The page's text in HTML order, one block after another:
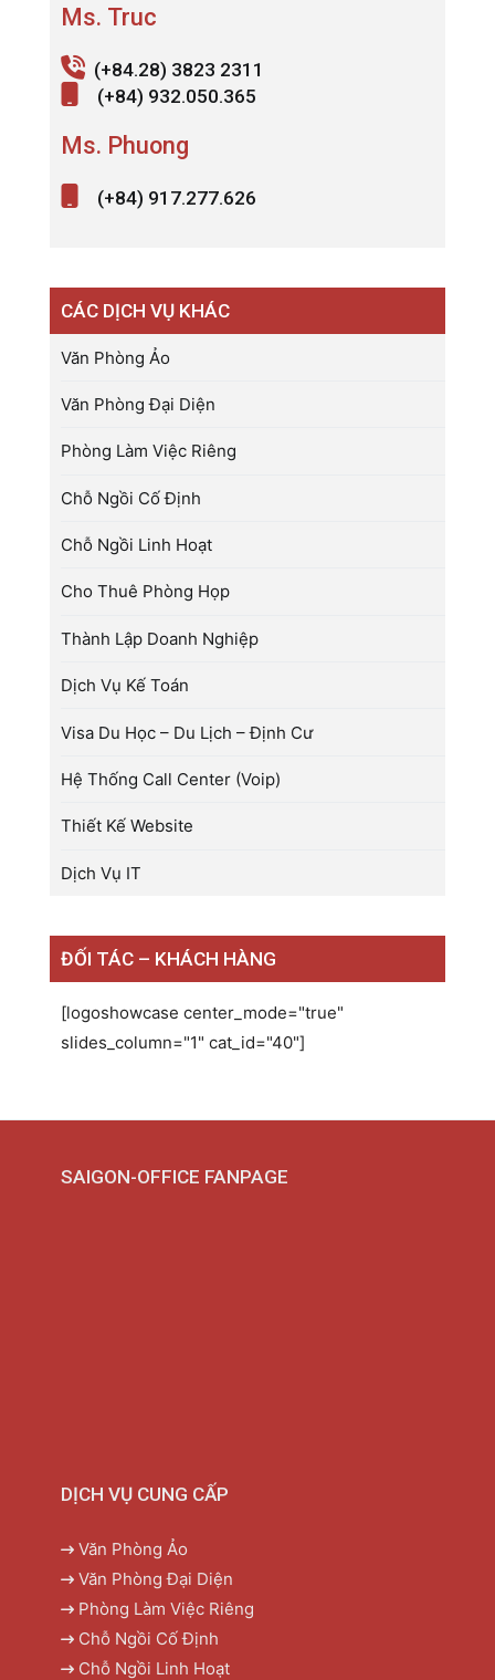
Ms. Truc
(+84.28) 3823 2311
(+84) 932.050.365
Ms. Phuong
(+84) 917.277.626
CÁC DỊCH VỤ KHÁC
Văn Phòng Ảo
Văn Phòng Đại Diện
Phòng Làm Việc Riêng
Chỗ Ngồi Cố Định
Chỗ Ngồi Linh Hoạt
Cho Thuê Phòng Họp
Thành Lập Doanh Nghiệp
Dịch Vụ Kế Toán
Visa Du Học – Du Lịch – Định Cư
Hệ Thống Call Center (Voip)
Thiết Kế Website
Dịch Vụ IT
ĐỐI TÁC – KHÁCH HÀNG
[logoshowcase center_mode="true"
slides_column="1" cat_id="40"]
SAIGON-OFFICE FANPAGE
DỊCH VỤ CUNG CẤP
Văn Phòng Ảo
Văn Phòng Đại Diện
Phòng Làm Việc Riêng
Chỗ Ngồi Cố Định
Chỗ Ngồi Linh Hoạt